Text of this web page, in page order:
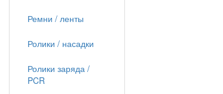
Ремни / ленты
Ролики / насадки
Ролики заряда /
PCR